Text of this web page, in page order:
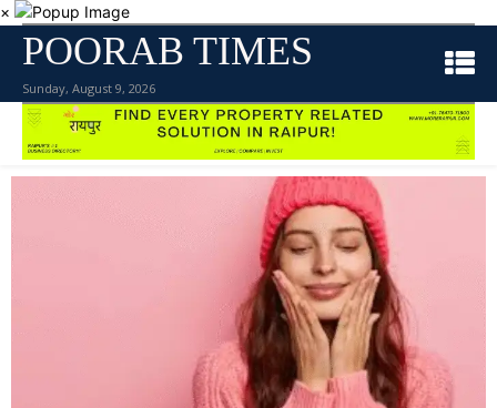
×
POORAB TIMES
Sunday, August 9, 2026